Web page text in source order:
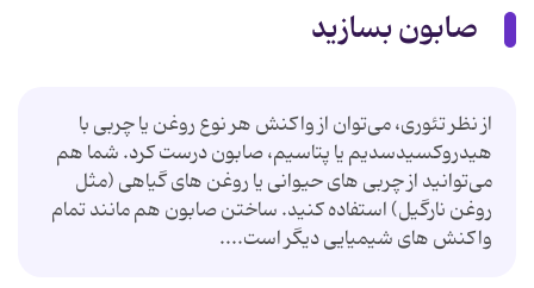
صابون بسازید
از نظر تئوری، می‌توان از واکنش هر نوع روغن یا چربی با
هیدروکسیدسدیم یا پتاسیم، صابون درست کرد. شما هم
می‌توانید از چربی های حیوانی یا روغن های گیاهی (مثل
روغن نارگیل) استفاده کنید. ساختن صابون هم مانند تمام
واکنش های شیمیایی دیگر است....